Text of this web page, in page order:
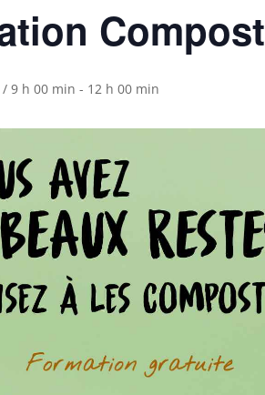
Compost
9 h 00 min - 12 h 00 min